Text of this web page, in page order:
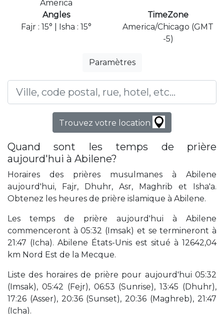
America
Angles
Fajr : 15° | Isha : 15°
TimeZone
America/Chicago (GMT
-5)
Paramètres
Trouvez votre location
Quand sont les temps de prière
aujourd'hui à Abilene?
Horaires des prières musulmanes à Abilene
aujourd'hui, Fajr, Dhuhr, Asr, Maghrib et Isha'a.
Obtenez les heures de prière islamique à Abilene.
Les temps de prière aujourd'hui à Abilene
commenceront à 05:32 (Imsak) et se termineront à
21:47 (Icha). Abilene États-Unis est situé à 12642,04
km Nord Est de la Mecque.
Liste des horaires de prière pour aujourd'hui 05:32
(Imsak), 05:42 (Fejr), 06:53 (Sunrise), 13:45 (Dhuhr),
17:26 (Asser), 20:36 (Sunset), 20:36 (Maghreb), 21:47
(Icha).